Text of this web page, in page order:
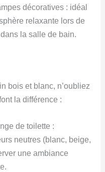
décoratives : idéal
relaxante lors de
la salle de bain.
bois et blanc, n’oubliez
la différence :
de toilette :
neutres (blanc, beige,
une ambiance